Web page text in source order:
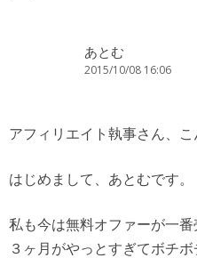
あとむ
2015/10/08 16:06
アフィリエイト執事さん、
はじめまして、あとむです。
私も今は無料オファーが一番
３ヶ月がやっとすぎてボチボ